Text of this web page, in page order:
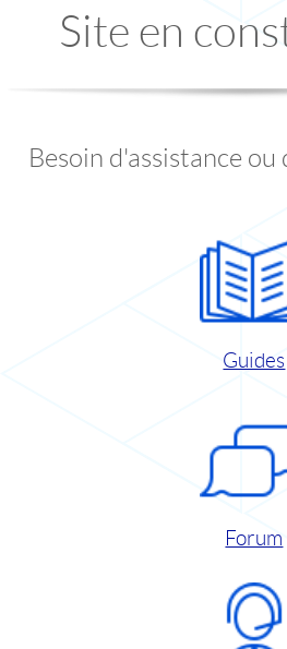
Site en
Besoin d'assistance
Guides
Forum